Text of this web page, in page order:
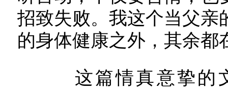
招致失败。我这个当父亲
的身体健康之外，其余都
这篇情真意挚的文